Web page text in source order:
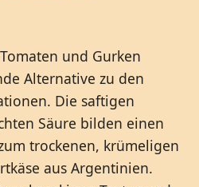
und Gurken
Alternative zu den
Die saftigen
Säure bilden einen
trockenen, krümeligen
aus Argentinien.